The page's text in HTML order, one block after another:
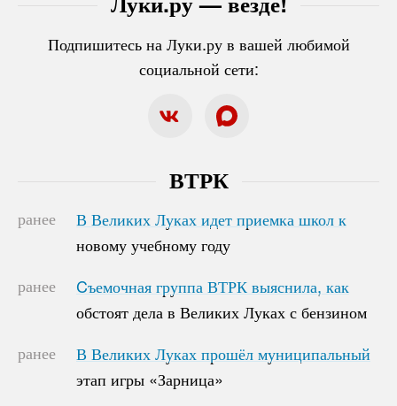
Подпишитесь на Луки.ру в вашей любимой
социальной сети:
ВТРК
ранее
В Великих Луках идет приемка школ к
новому учебному году
В Великих Луках идет приемка школ к
новому учебному году
ранее
Cъемочная группа ВТРК выяснила, как
обстоят дела в Великих Луках с бензином
Cъемочная группа ВТРК выяснила, как
обстоят дела в Великих Луках с бензином
ранее
В Великих Луках прошёл муниципальный
этап игры «Зарница»
В Великих Луках прошёл муниципальный
этап игры «Зарница»